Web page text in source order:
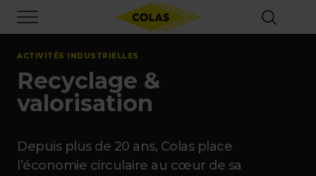
contenu
principal
ACTIVITÉS INDUSTRIELLES
Recyclage &
valorisation
Depuis plus de 20 ans, Colas place
l’économie circulaire au cœur de sa